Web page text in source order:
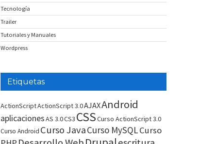
Tecnología
Trailer
Tutoriales y Manuales
Wordpress
Etiquetas
ActionScriptActionScript 3.0AJAXAndroid
aplicacionesAS 3.0CS3 CSSCurso ActionScript 3.0
Curso Android Curso JavaCurso MySQLCurso